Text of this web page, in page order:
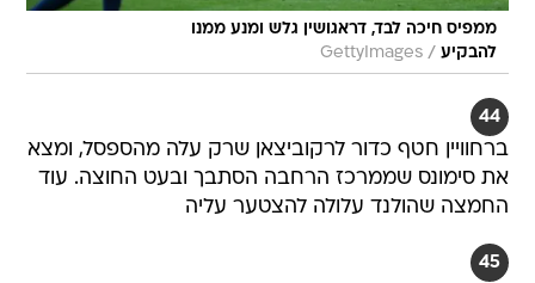
ממפיס חיכה לבד, דראגושין גלש ומנע ממנו
להבקיע /
GettyImages
44
ברחוויין חטף כדור לרקוביצאן שרק עלה מהספסל, ומצא
את סימונס שממרכז הרחבה הסתבך ובעט החוצה. עוד
החמצה שהולנד עלולה להצטער עליה
45